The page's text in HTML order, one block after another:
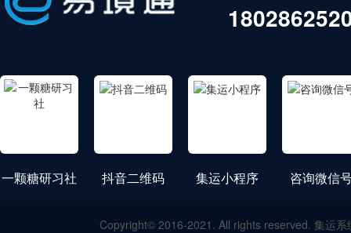
一颗糖研习社 抖音二维码 集运小程序 咨询微信
Copyright© 2016-2021. All rights reserved. 集运